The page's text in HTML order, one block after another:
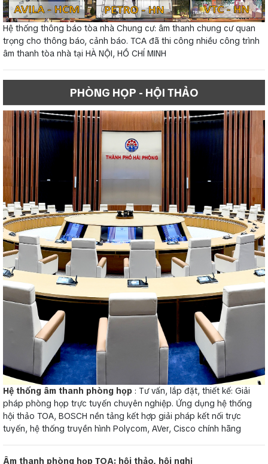
Hệ thống thông báo tòa nhà Chung cư: âm thanh chung cư quan
trọng cho thông báo, cảnh báo. TCA đã thi công nhiều công trình
âm thanh tòa nhà tại HÀ NỘI, HỒ CHÍ MINH
PHÒNG HỌP - HỘI THẢO
Hệ thống âm thanh phòng họp : Tư vấn, lắp đặt, thiết kế: Giải
pháp phòng họp trực tuyến chuyên nghiệp. Ứng dụng hệ thống
hội thảo TOA, BOSCH nền tảng kết hợp giải pháp kết nối trực
tuyến, hệ thống truyền hình Polycom, AVer, Cisco chính hãng
Âm thanh phòng họp TOA: hội thảo, hội nghị